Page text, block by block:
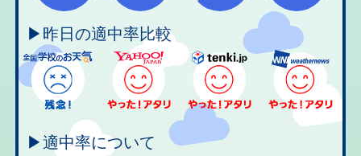
▶昨日の適中率比較
▶適中率について